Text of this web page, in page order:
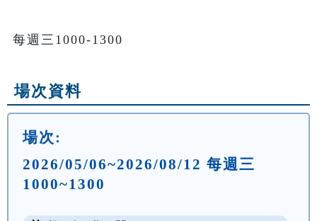
每週三1000-1300
場次資料
場次:
2026/05/06~2026/08/12 每週三
1000~1300